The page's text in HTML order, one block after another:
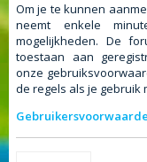
Om je te kunnen
neemt enkele
mogelijkheden. De
toestaan aan
onze
de regels als je gebruik